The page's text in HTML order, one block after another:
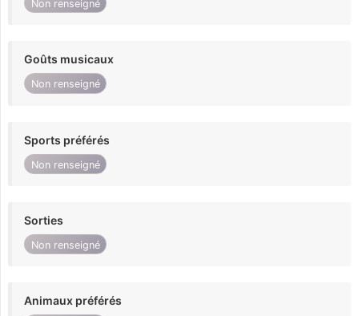
Non renseigné
Goûts musicaux
Non renseigné
Sports préférés
Non renseigné
Sorties
Non renseigné
Animaux préférés